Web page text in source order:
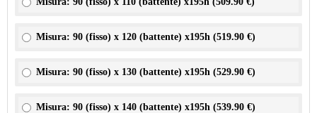
Misura: 90 (fisso) x 120 (battente) x195h (519.90 €)
Misura: 90 (fisso) x 130 (battente) x195h (529.90 €)
Misura: 90 (fisso) x 140 (battente) x195h (539.90 €)